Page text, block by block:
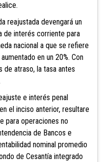
reajustada devengará un
de interés corriente para
nacional a que se refiere
en un 20%. Con
de atraso, la tasa antes
e interés penal
el inciso anterior, resultare
para operaciones no
de Bancos e
nominal promedio
de Cesantía integrado